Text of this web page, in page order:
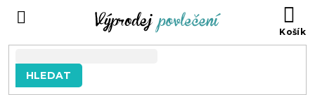
HLEDAT